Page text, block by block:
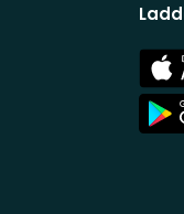
App
Store
App
Store